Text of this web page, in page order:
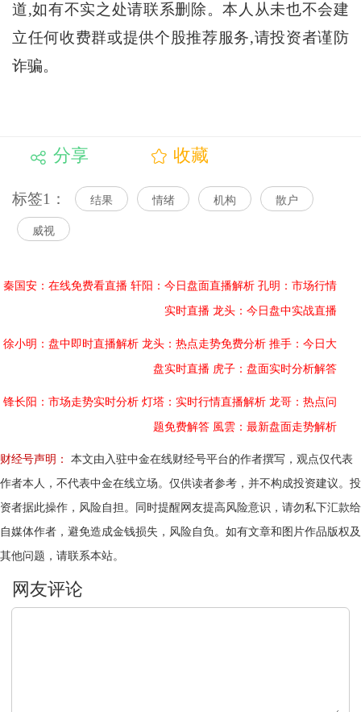
道,如有不实之处请联系删除。本人从未也不会建
立任何收费群或提供个股推荐服务,请投资者谨防
诈骗。
分享 收藏
标签1： 结果 情绪 机构 散户
威视
秦国安：在线免费看直播 轩阳：今日盘面直播解析 孔明：市场行情
实时直播 龙头：今日盘中实战直播
徐小明：盘中即时直播解析 龙头：热点走势免费分析 推手：今日大
盘实时直播 虎子：盘面实时分析解答
锋长阳：市场走势实时分析 灯塔：实时行情直播解析 龙哥：热点问
题免费解答 風雲：最新盘面走势解析
财经号声明：
本文由入驻中金在线财经号平台的作者撰写，观点仅代表
作者本人，不代表中金在线立场。仅供读者参考，并不构成投资建议。投
资者据此操作，风险自担。同时提醒网友提高风险意识，请勿私下汇款给
自媒体作者，避免造成金钱损失，风险自负。如有文章和图片作品版权及
其他问题，请联系本站。